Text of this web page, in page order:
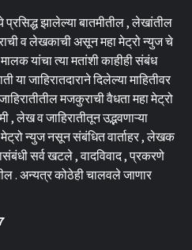
प्रसिद्ध झालेल्या बातमीतील , लेखांतील
व लेखकाची असून महा मेट्रो न्युज चे
यांचा त्या मतांशी काहीही संबंध
या जाहिरातदाराने दिलेल्या माहितीवर
मजकुराची वैधता महा मेट्रो
, लेख व जाहिरातीतून उद्भवणाऱ्या
मेट्रो न्युज नसून संबंधित वार्ताहर , लेखक
सर्व खटले , वादविवाद , प्रकरणे
. अन्यत्र कोठेही चालवले जाणार